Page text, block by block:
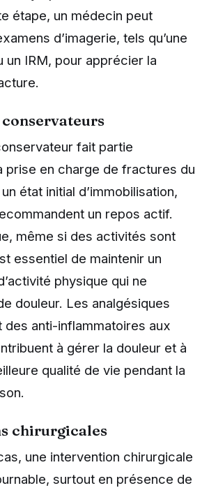
étape, un médecin peut
d’imagerie, tels qu’une
un IRM, pour apprécier la
fait partie
prise en charge de fractures du
état initial d’immobilisation,
un repos actif.
même si des activités sont
essentiel de maintenir un
physique qui ne
douleur. Les analgésiques
des anti-inflammatoires aux
à gérer la douleur et à
qualité de vie pendant la
chirurgicales
une intervention chirurgicale
surtout en présence de